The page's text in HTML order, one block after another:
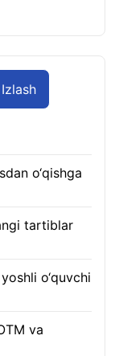
Izlash
o‘qishga
tartiblar
o‘quvchi
va